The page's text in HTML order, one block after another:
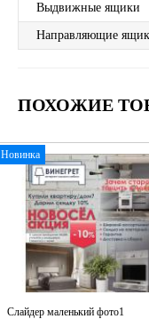
Выдвижные ящики
Направляющие
ПОХОЖИЕ
Новинка
Слайдер маленький фото1